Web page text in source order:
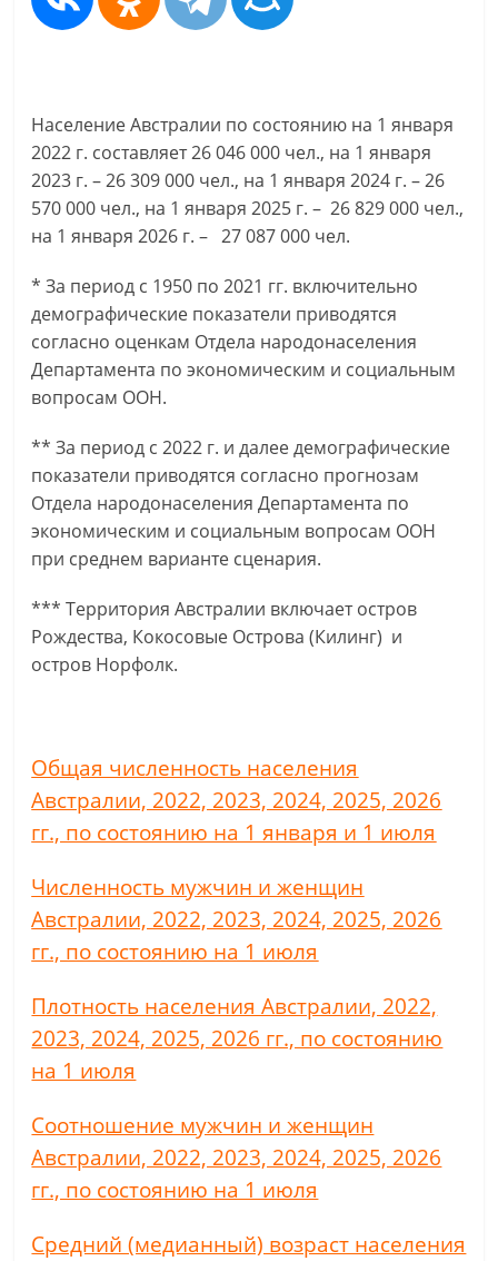
Население Австралии по состоянию на 1 января
2022 г. составляет 26 046 000 чел., на 1 января
2023 г. – 26 309 000 чел., на 1 января 2024 г. – 26
570 000 чел., на 1 января 2025 г. – 26 829 000 чел.,
на 1 января 2026 г. – 27 087 000 чел.
* За период с 1950 по 2021 гг. включительно
демографические показатели приводятся
согласно оценкам Отдела народонаселения
Департамента по экономическим и социальным
вопросам ООН.
** За период с 2022 г. и далее демографические
показатели приводятся согласно прогнозам
Отдела народонаселения Департамента по
экономическим и социальным вопросам ООН
при среднем варианте сценария.
*** Территория Австралии включает остров
Рождества, Кокосовые Острова (Килинг) и
остров Норфолк.
Общая численность населения
Австралии, 2022, 2023, 2024, 2025, 2026
гг., по состоянию на 1 января и 1 июля
Численность мужчин и женщин
Австралии, 2022, 2023, 2024, 2025, 2026
гг., по состоянию на 1 июля
Плотность населения Австралии, 2022,
2023, 2024, 2025, 2026 гг., по состоянию
на 1 июля
Соотношение мужчин и женщин
Австралии, 2022, 2023, 2024, 2025, 2026
гг., по состоянию на 1 июля
Средний (медианный) возраст населения